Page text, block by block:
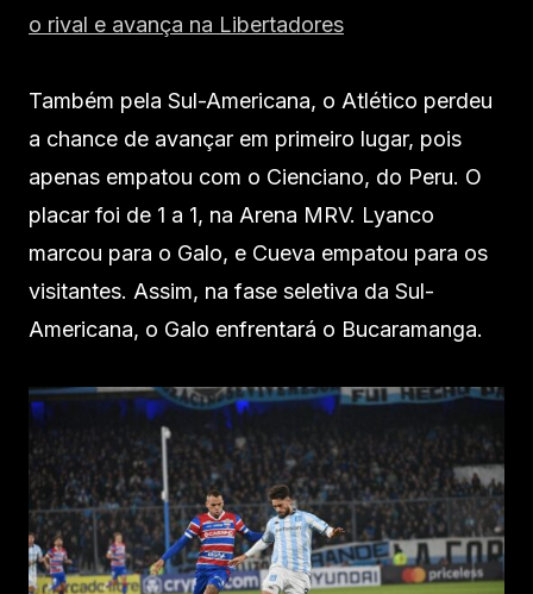
o rival e avança na Libertadores
Também pela Sul-Americana, o Atlético perdeu
a chance de avançar em primeiro lugar, pois
apenas empatou com o Cienciano, do Peru. O
placar foi de 1 a 1, na Arena MRV. Lyanco
marcou para o Galo, e Cueva empatou para os
visitantes. Assim, na fase seletiva da Sul-
Americana, o Galo enfrentará o Bucaramanga.